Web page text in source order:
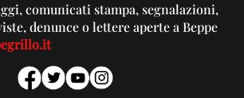
comunicati stampa, segnalazioni,
denunce o lettere aperte a Beppe